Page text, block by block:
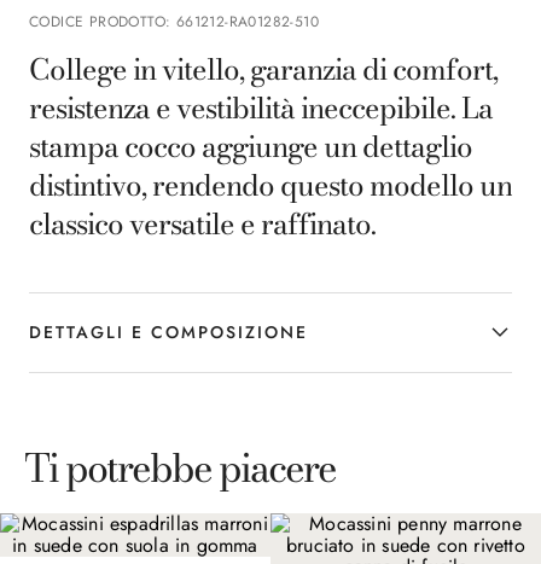
CODICE PRODOTTO: 661212-RA01282-510
College in vitello, garanzia di comfort,
resistenza e vestibilità ineccepibile. La
stampa cocco aggiunge un dettaglio
distintivo, rendendo questo modello un
classico versatile e raffinato.
DETTAGLI E COMPOSIZIONE
Ti potrebbe piacere